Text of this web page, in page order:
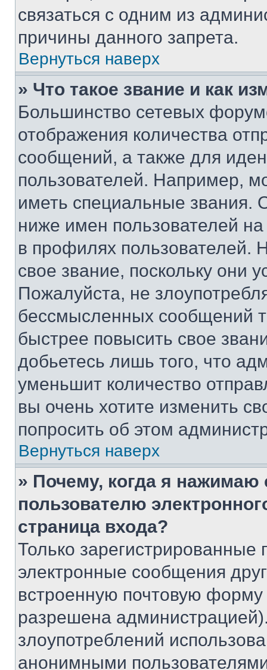
связаться с одним из
причины данного запрета.
Вернуться наверх
» Что такое звание и как
Большинство сетевых
отображения количества
сообщений, а также для
пользователей. Например,
иметь специальные звания.
ниже имен пользователей
в профилях
свое звание, поскольку они
Пожалуйста, не
бессмысленных сообщений
быстрее повысить свое
добьетесь лишь того, что
уменьшит количество
вы очень хотите изменить
попросить об этом
Вернуться наверх
» Почему, когда я нажимаю
пользователю
страница входа?
Только зарегистрированные
электронные сообщения
встроенную почтовую
разрешена
злоупотреблений
анонимными